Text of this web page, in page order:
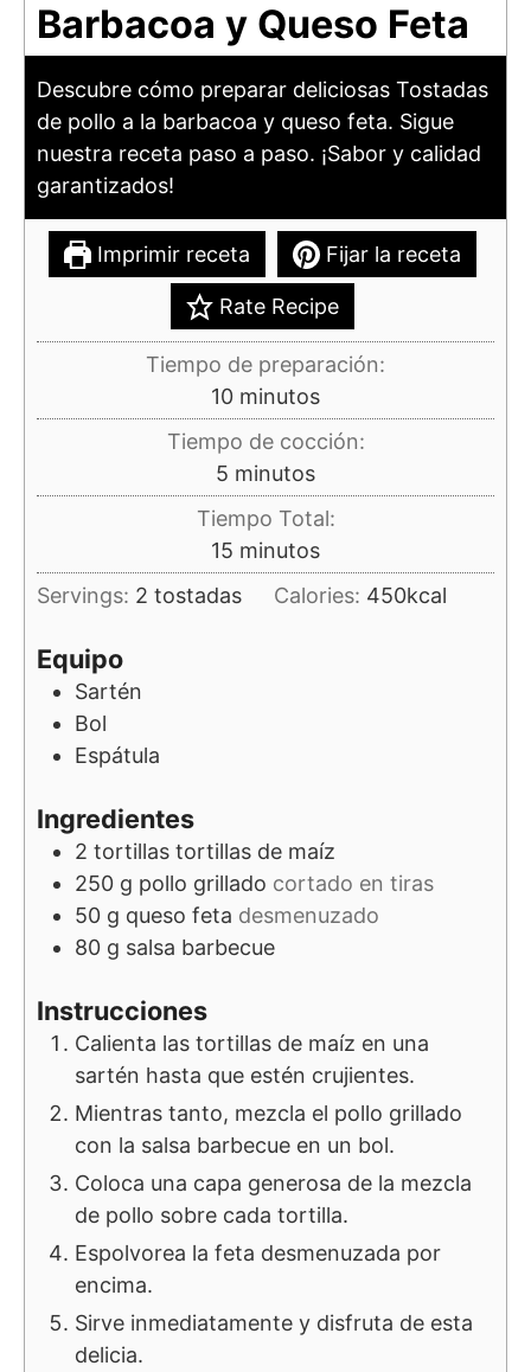
Barbacoa y Queso Feta
Descubre cómo preparar deliciosas Tostadas
de pollo a la barbacoa y queso feta. Sigue
nuestra receta paso a paso. ¡Sabor y calidad
garantizados!
Imprimir receta Fijar la receta
Rate Recipe
Tiempo de preparación:
10minutos
minutos
Tiempo de cocción:
5 minutos
minutos
Tiempo Total:
15 minutos
minutos
Servings: 2 tostadas Calories: 450kcal
Equipo
Sartén
Bol
Espátula
Ingredientes
2 tortillas tortillas de maíz
250 g pollo grillado cortado en tiras
50 g queso feta desmenuzado
80 g salsa barbecue
Instrucciones
Calienta las tortillas de maíz en una
sartén hasta que estén crujientes.
Mientras tanto, mezcla el pollo grillado
con la salsa barbecue en un bol.
Coloca una capa generosa de la mezcla
de pollo sobre cada tortilla.
Espolvorea la feta desmenuzada por
encima.
Sirve inmediatamente y disfruta de esta
delicia.